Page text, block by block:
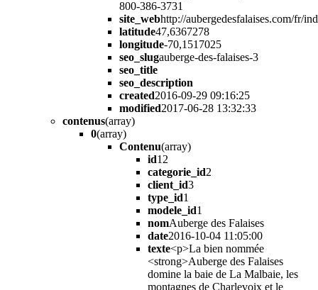
800-386-3731
site_webhttp://aubergedesfalaises.com/fr/
latitude47,6367278
longitude-70,1517025
seo_slugauberge-des-falaises-3
seo_title
seo_description
created2016-09-29 09:16:25
modified2017-06-28 13:32:33
contenus(array)
0(array)
Contenu(array)
id12
categorie_id2
client_id3
type_id1
modele_id1
nomAuberge des Falaises
date2016-10-04 11:05:00
texte<p>La bien nommée
<strong>Auberge des Falaises
domine la baie de La Malbaie, les
montagnes de Charlevoix et le